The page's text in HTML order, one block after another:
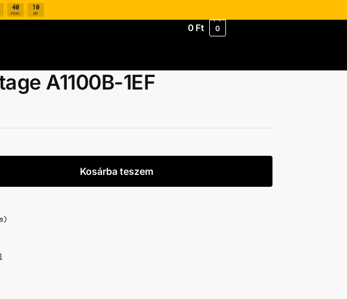
: 40
PERC : 09
MP
0 Ft 0
A1100B-1EF
Kosárba teszem